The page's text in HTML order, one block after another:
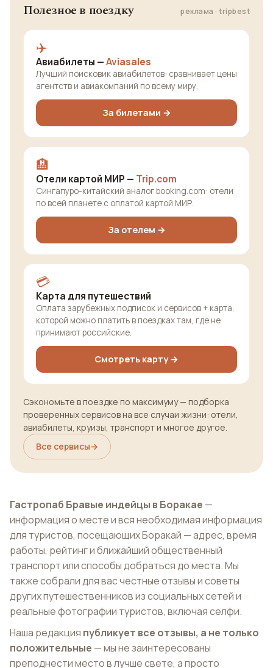
Полезное в поездку реклама · tripbest
✈️
Авиабилеты —Aviasales
Лучший поисковик авиабилетов: сравнивает цены
агентств и авиакомпаний по всему миру.
За билетами →
🏨
Отели картой МИР — Trip.com
Сингапуро-китайский аналог booking.com: отели
по всей планете с оплатой картой МИР.
За отелем →
💳
Карта для путешествий
Оплата зарубежных подписок и сервисов + карта,
которой можно платить в поездках там, где не
принимают российские.
Смотреть карту →
Сэкономьте в поездке по максимуму — подборка
проверенных сервисов на все случаи жизни: отели,
авиабилеты, круизы, транспорт и многое другое.
Все сервисы→
Гастропаб Бравые индейцы в Боракае —
информация о месте и вся необходимая информация
для туристов, посещающих Боракай — адрес, время
работы, рейтинг и ближайший общественный
транспорт или способы добраться до места. Мы
также собрали для вас честные отзывы и советы
других путешественников из социальных сетей и
реальные фотографии туристов, включая селфи.
Наша редакция публикует все отзывы, а не только
положительные — мы не заинтересованы
преподнести место в лучше свете, а просто